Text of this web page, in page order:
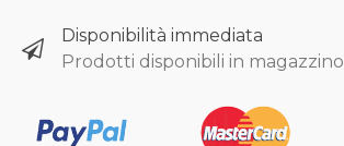
Disponibilità immediata
Prodotti disponibili in magazzino